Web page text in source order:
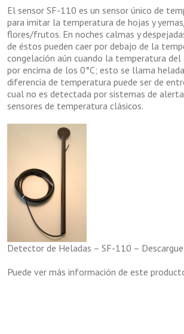
El sensor SF-110 es un sensor único de
para imitar la temperatura de hojas y
flores/frutos. En noches calmas y
de éstos pueden caer por debajo de la
congelación aún cuando la temperatura del
por encima de los 0°C; esto se llama
diferencia de temperatura puede ser de
cual no es detectada por sistemas de
sensores de temperatura clásicos.
Detector de Heladas – SF-110 –
Puede ver más información de este